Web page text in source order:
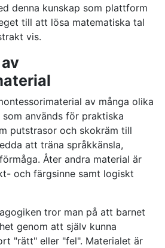
denna kunskap som plattform
till att lösa matematiska tal
vis.
av många olika
används för praktiska
putstrasor och skokräm till
att träna språkkänsla,
Åter andra material är
och färgsinne samt logiskt
tror man på att barnet
genom att själv kunna
"rätt" eller "fel". Materialet är